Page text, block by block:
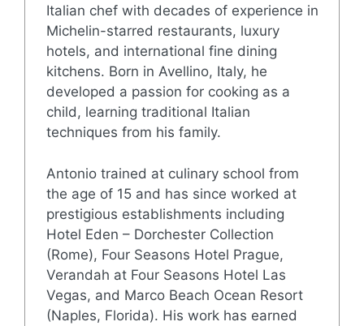
Italian chef with decades of experience in
Michelin-starred restaurants, luxury
hotels, and international fine dining
kitchens. Born in Avellino, Italy, he
developed a passion for cooking as a
child, learning traditional Italian
techniques from his family.
Antonio trained at culinary school from
the age of 15 and has since worked at
prestigious establishments including
Hotel Eden – Dorchester Collection
(Rome), Four Seasons Hotel Prague,
Verandah at Four Seasons Hotel Las
Vegas, and Marco Beach Ocean Resort
(Naples, Florida). His work has earned